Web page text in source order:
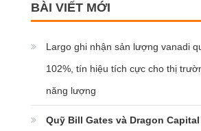
BÀI VIẾT MỚI
Largo ghi nhận sản lượng vanadi
102%, tín hiệu tích cực cho thị
năng lượng
Quỹ Bill Gates và Dragon